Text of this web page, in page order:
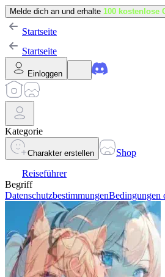
Melde dich an und erhalte 100 kostenlose
Startseite
Startseite
Einloggen
Kategorie
Charakter erstellen
Shop
Reiseführer
Begriff
DatenschutzbestimmungenBedingungen